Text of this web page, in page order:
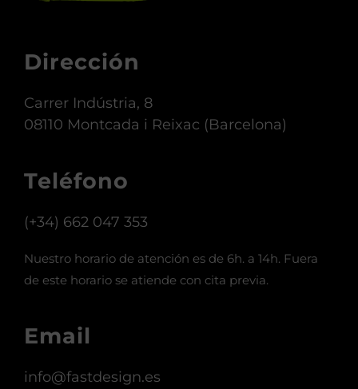
Dirección
Carrer Indústria, 8
08110 Montcada i Reixac (Barcelona)
Teléfono
(+34) 662 047 353
Nuestro horario de atención es de 6h. a 14h. Fuera
de este horario se atiende con cita previa.
Email
info@fastdesign.es